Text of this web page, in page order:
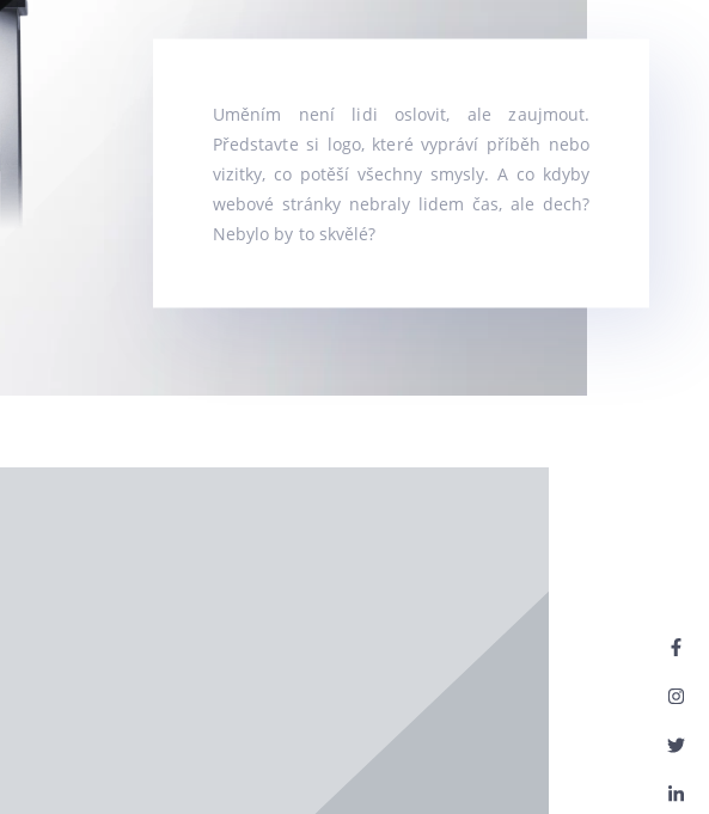
Uměním není lidi oslo­vit, ale zaujmout.
Představte si logo, kte­ré vyprá­ví pří­běh nebo
vizit­ky, co potě­ší všech­ny smys­ly. A co kdy­by
webo­vé strán­ky nebra­ly lidem čas, ale dech?
Nebylo by to skvělé?